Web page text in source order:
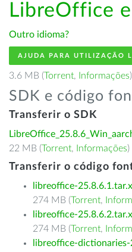
LibreOffice
Outro idioma?
AJUDA PARA UTILIZAÇÃO
3.6 MB (Torrent, Informações)
SDK e código
Transferir o SDK
22 MB (Torrent, Informações)
Transferir o código
libreoffice-
274 MB (Torrent,
libreoffice-
274 MB (Torrent,
libreoffice-